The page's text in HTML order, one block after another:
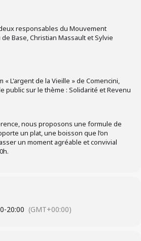
responsables du Mouvement
Base, Christian Massault et Sylvie
« L'argent de la Vieille » de Comencini,
public sur le thème : Solidarité et Revenu
nous proposons une formule de
un plat, une boisson que l’on
un moment agréable et convivial
-20:00 (GMT+00:00)